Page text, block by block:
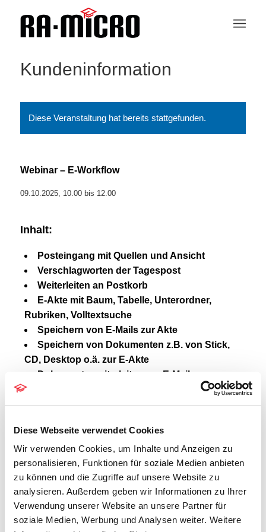
Diese Webseite verwendet Cookies
Wir verwenden Cookies, um Inhalte und Anzeigen zu
personalisieren, Funktionen für soziale Medien anbieten
zu können und die Zugriffe auf unsere Website zu
analysieren. Außerdem geben wir Informationen zu Ihrer
Verwendung unserer Website an unsere Partner für
soziale Medien, Werbung und Analysen weiter. Weitere
Kundeninformation
Diese Veranstaltung hat bereits stattgefunden.
Webinar – E-Workflow
09.10.2025, 10.00bis 12.00
Inhalt:
Posteingang mit Quellen und Ansicht
Verschlagworten der Tagespost
Weiterleiten an Postkorb
E-Akte mit Baum, Tabelle, Unterordner,
Rubriken, Volltextsuche
Speichern von E-Mails zur Akte
Speichern von Dokumenten z.B. von Stick,
CD, Desktop o.ä. zur E-Akte
Dokumente weiterleiten per E-Mail
(verschlüsselt oder unverschlüsselt)
Postkorb mit Notizen und Verfügungen
Dauer: 2 Stunden inklusive Fragerunde
Kosten: 99,- € netto je Teilnehmer
Die Schulung wird über unser Webinartool
„GoToWebinar“ durchgeführt. Nach
Eingang der Anmeldung erhalten Sie einen